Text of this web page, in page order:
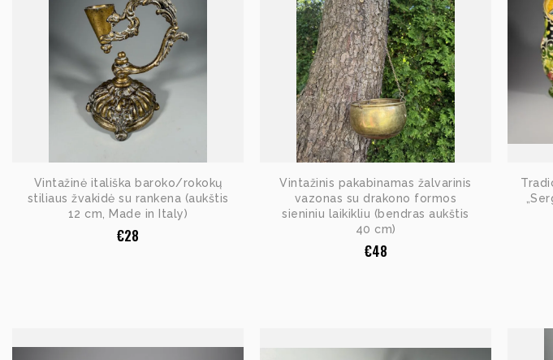
Vintažinė itališka baroko/rokokų
stiliaus žvakidė su rankena (aukštis
12 cm, Made in Italy)
€28
Vintažinis pakabinamas žalvarinis
vazonas su drakono formos
sieniniu laikikliu (bendras aukštis
40 cm)
€48